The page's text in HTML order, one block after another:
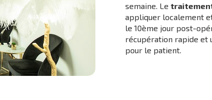
semaine. Le
appliquer localement
le 10ème jour post-
récupération rapide et
pour le patient.